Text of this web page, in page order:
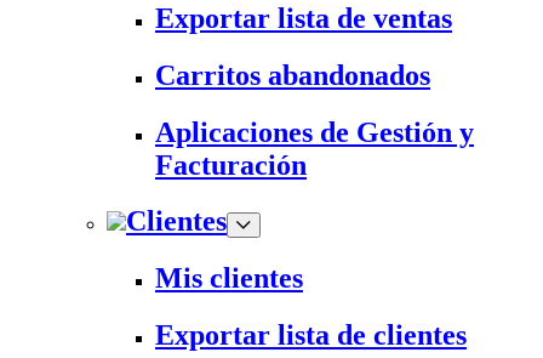
Exportar lista de ventas
Carritos abandonados
Aplicaciones de Gestión y
Facturación
Clientes
Mis clientes
Exportar lista de clientes